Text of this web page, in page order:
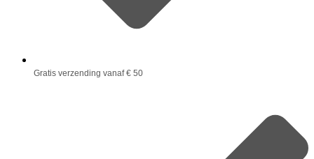
Gratis verzending vanaf € 50